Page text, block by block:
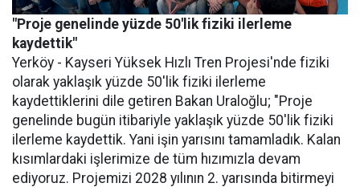
"Proje genelinde yüzde 50'lik fiziki ilerleme
kaydettik"
Yerköy - Kayseri Yüksek Hızlı Tren Projesi'nde fiziki
olarak yaklaşık yüzde 50'lik fiziki ilerleme
kaydettiklerini dile getiren Bakan Uraloğlu; "Proje
genelinde bugün itibariyle yaklaşık yüzde 50'lik fiziki
ilerleme kaydettik. Yani işin yarısını tamamladık. Kalan
kısımlardaki işlerimize de tüm hızımızla devam
ediyoruz. Projemizi 2028 yılının 2. yarısında bitirmeyi